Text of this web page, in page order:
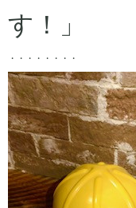
す！」
・・・・・・・・